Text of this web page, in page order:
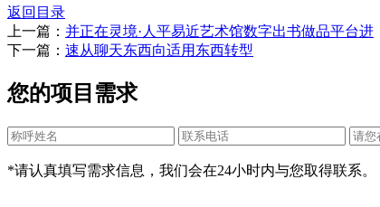
返回目录
上一篇： 并正在灵境·人平易近艺术馆数字出书做品平台进
下一篇： 速从聊天东西向适用东西转型
您的项目需求
*请认真填写需求信息，我们会在24小时内与您取得联系。